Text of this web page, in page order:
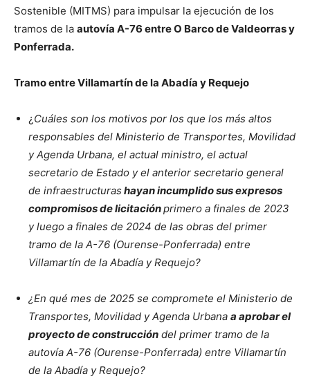
Sostenible (MITMS) para impulsar la ejecución de los
tramos de la autovía A-76 entre O Barco de Valdeorras y
Ponferrada.
Tramo entre Villamartín de la Abadía y Requejo
¿ Cuáles son los motivos por los que los más altos
responsables del Ministerio de Transportes, Movilidad
y Agenda Urbana, el actual ministro, el actual
secretario de Estado y el anterior secretario general
de infraestructuras hayan incumplido sus expresos
compromisos de licitaciónprimero a finales de 2023
y luego a finales de 2024 de las obras del primer
tramo de la A-76 (Ourense-Ponferrada) entre
Villamartín de la Abadía y Requejo?
¿En qué mes de 2025 se compromete el Ministerio de
Transportes, Movilidad y Agenda Urbana a aprobar el
proyecto de construcción del primer tramo de la
autovía A-76 (Ourense-Ponferrada) entre Villamartín
de la Abadía y Requejo?